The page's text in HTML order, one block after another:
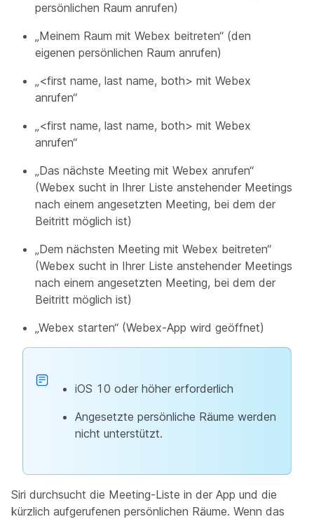
persönlichen Raum anrufen)
„Meinem Raum mit Webex beitreten“ (den
eigenen persönlichen Raum anrufen)
„<first name, last name, both> mit Webex
anrufen“
„<first name, last name, both> mit Webex
anrufen“
„Das nächste Meeting mit Webex anrufen“
(Webex sucht in Ihrer Liste anstehender Meetings
nach einem angesetzten Meeting, bei dem der
Beitritt möglich ist)
„Dem nächsten Meeting mit Webex beitreten“
(Webex sucht in Ihrer Liste anstehender Meetings
nach einem angesetzten Meeting, bei dem der
Beitritt möglich ist)
„Webex starten“ (Webex-App wird geöffnet)
iOS 10 oder höher erforderlich
Angesetzte persönliche Räume werden
nicht unterstützt.
Siri durchsucht die Meeting-Liste in der App und die
kürzlich aufgerufenen persönlichen Räume. Wenn das